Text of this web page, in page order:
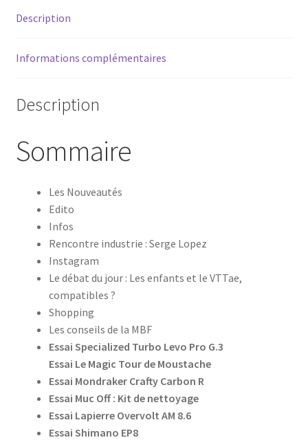
Description
Informations complémentaires
Description
Sommaire
Les Nouveautés
Edito
Infos
Rencontre industrie : Serge Lopez
Instagram
Le débat du jour : Les enfants et le VTTae,
compatibles ?
Shopping
Les conseils de la MBF
Essai Specialized Turbo Levo Pro G.3
Essai Le Magic Tour de Moustache
Essai Mondraker Crafty Carbon R
Essai Muc Off : Kit de nettoyage
Essai Lapierre Overvolt AM 8.6
Essai Shimano EP8